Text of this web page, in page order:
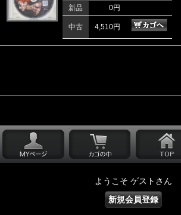
新品 0円
中古 4,510円
ようこそ ゲストさん
新規会員登録